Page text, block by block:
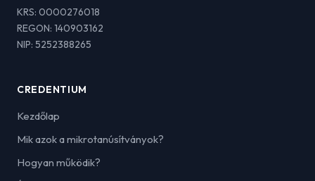
KRS: 0000276018
REGON: 140903162
NIP: 5252388265
CREDENTIUM
Kezdőlap
Mik azok a mikrotanúsítványok?
Hogyan működik?